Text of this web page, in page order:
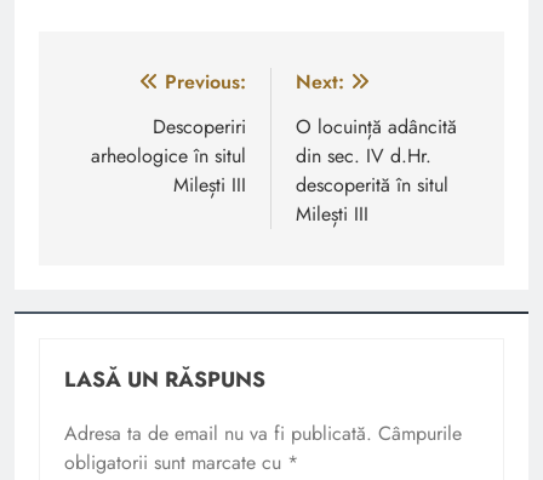
Navigare
articole
Previous:
Descoperiri
arheologice în situl
Milești III
Next:
O locuință adâncită
din sec. IV d.Hr.
descoperită în situl
Milești III
LASĂ UN RĂSPUNS
Adresa ta de email nu va fi publicată. Câmpurile
obligatorii sunt marcate cu *